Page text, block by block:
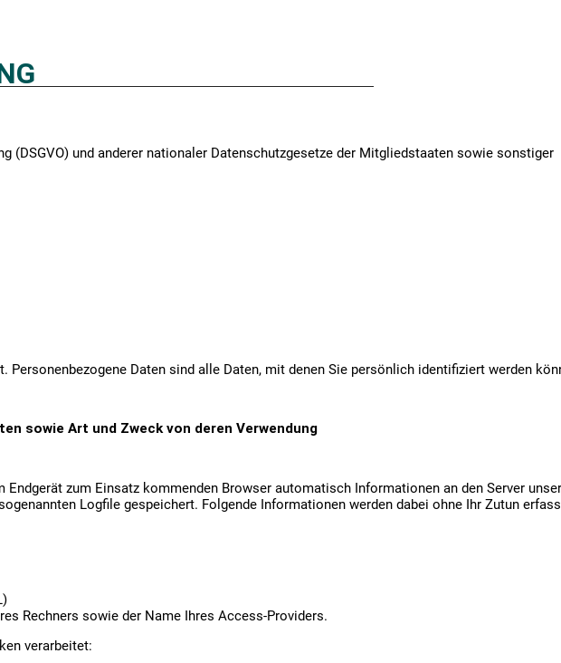
(DSGVO) und anderer nationaler Datenschutzgesetze der Mitgliedstaaten sowie sonstiger
Personenbezogene Daten sind alle Daten, mit denen Sie persönlich identifiziert werden
sowie Art und Zweck von deren Verwendung
Endgerät zum Einsatz kommenden Browser automatisch Informationen an den Server
Logfile gespeichert. Folgende Informationen werden dabei ohne Ihr Zutun
Rechners sowie der Name Ihres Access-Providers.
verarbeitet: